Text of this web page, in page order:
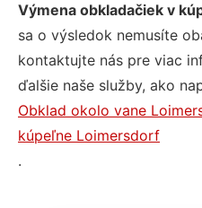
Výmena obkladačiek v
sa o výsledok nemusíte
kontaktujte nás pre viac
ďalšie naše služby, ako
Obklad okolo vane
kúpeľne Loimersdorf
.